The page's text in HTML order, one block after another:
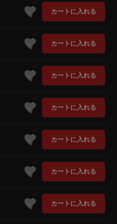
カートに入れる
カートに入れる
カートに入れる
カートに入れる
カートに入れる
カートに入れる
カートに入れる